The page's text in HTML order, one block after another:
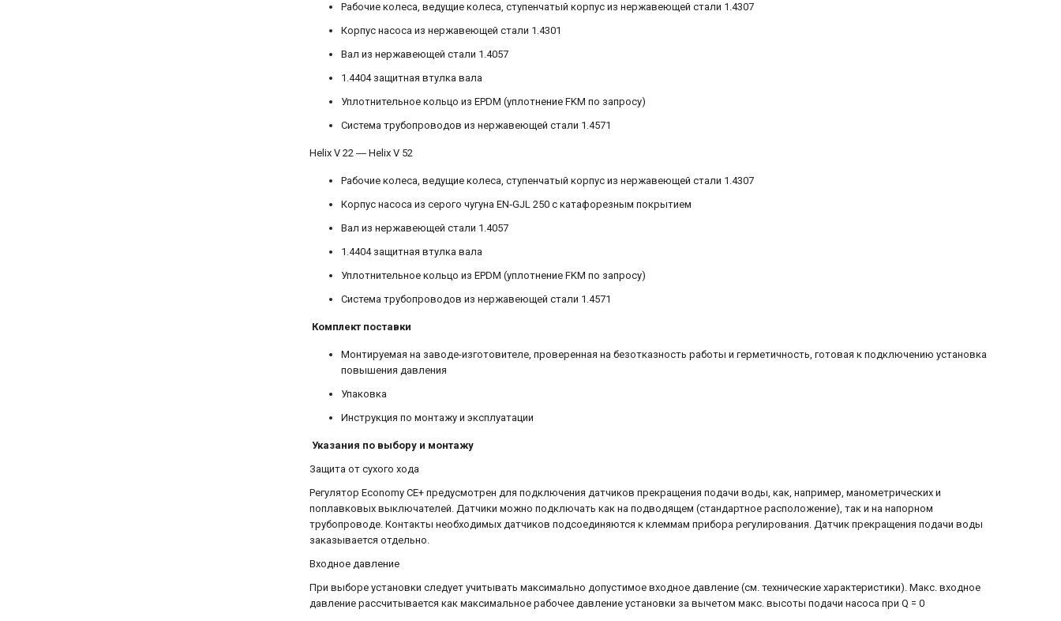
Рабочие колеса, ведущие колеса, ступенчатый корпус из нержавеющей стали 1.4307
Корпус насоса из нержавеющей стали 1.4301
Вал из нержавеющей стали 1.4057
1.4404 защитная втулка вала
Уплотнительное кольцо из EPDM (уплотнение FKM по запросу)
Система трубопроводов из нержавеющей стали 1.4571
Helix V 22 ― Helix V 52
Рабочие колеса, ведущие колеса, ступенчатый корпус из нержавеющей стали 1.4307
Корпус насоса из серого чугуна EN‐GJL 250 с катафорезным покрытием
Вал из нержавеющей стали 1.4057
1.4404 защитная втулка вала
Уплотнительное кольцо из EPDM (уплотнение FKM по запросу)
Система трубопроводов из нержавеющей стали 1.4571
Комплект поставки
Монтируемая на заводе-изготовителе, проверенная на безотказность работы и герметичность, готовая к подключению установка
повышения давления
Упаковка
Инструкция по монтажу и эксплуатации
Указания по выбору и монтажу
Защита от сухого хода
Регулятор Economy CE+ предусмотрен для подключения датчиков прекращения подачи воды, как, например, манометрических и
поплавковых выключателей. Датчики можно подключать как на подводящем (стандартное расположение), так и на напорном
трубопроводе. Контакты необходимых датчиков подсоединяются к клеммам прибора регулирования. Датчик прекращения подачи воды
заказывается отдельно.
Входное давление
При выборе установки следует учитывать максимально допустимое входное давление (см. технические характеристики). Макс. входное
давление рассчитывается как максимальное рабочее давление установки за вычетом макс. высоты подачи насоса при Q = 0